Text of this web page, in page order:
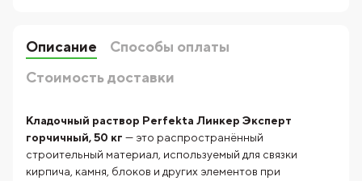
Описание
Способы оплаты
Стоимость доставки
Кладочный раствор Perfekta Линкер Эксперт
горчичный, 50 кг — это распространённый
строительный материал, используемый для связки
кирпича, камня, блоков и других элементов при